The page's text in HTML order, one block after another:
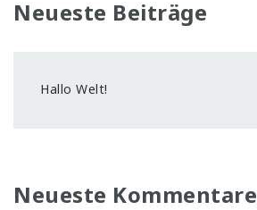
Neueste Beiträge
Hallo Welt!
Neueste Kommentare